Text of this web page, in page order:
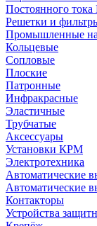
Постоянного тока
Решетки и
Промышленные
Кольцевые
Сопловые
Плоские
Патронные
Инфракрасные
Эластичные
Трубчатые
Аксессуары
Установки КРМ
Электротехника
Автоматические
Автоматические
Контакторы
Устройства